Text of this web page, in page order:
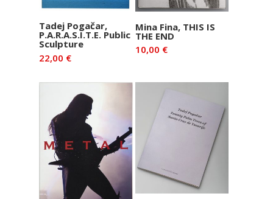
Dodaj v
košarico
Tadej Pogačar,
P.A.R.A.S.I.T.E. Public
Sculpture
22,00 €
Dodaj v
košarico
Mina Fina, THIS IS
THE END
10,00 €